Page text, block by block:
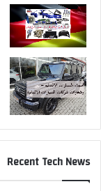
Recent Tech News